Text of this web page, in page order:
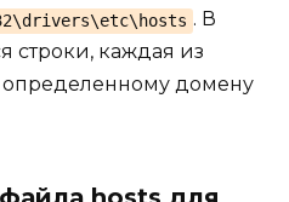
. В
строки, каждая из
определенному домену